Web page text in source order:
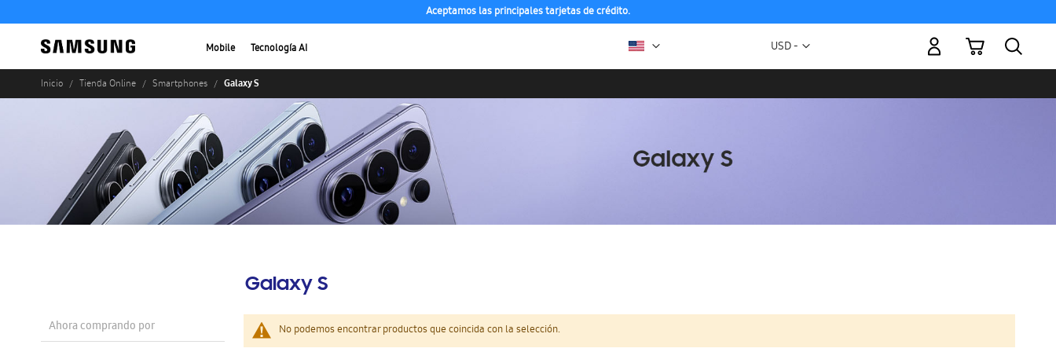
Aceptamos las principales tarjetas de crédito.
Mobile Tecnología AI Moneda
USD -
Mi carrito
Inicio Tienda Online Smartphones Galaxy S
Galaxy S
No podemos encontrar productos que coincida con la selección.
Ahora comprando por